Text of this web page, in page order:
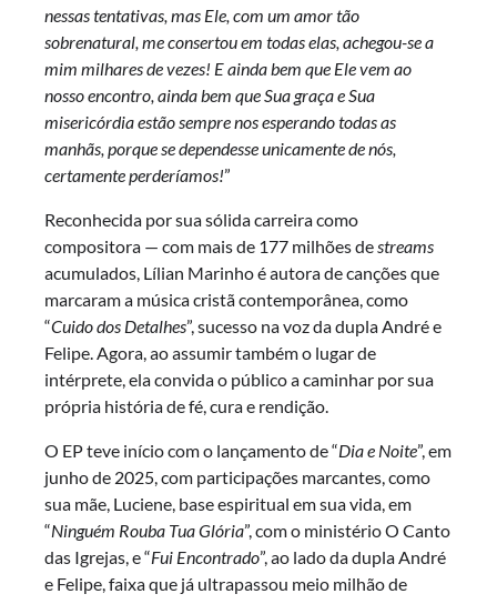
nessas tentativas, mas Ele, com um amor tão
sobrenatural, me consertou em todas elas, achegou-se a
mim milhares de vezes! E ainda bem que Ele vem ao
nosso encontro, ainda bem que Sua graça e Sua
misericórdia estão sempre nos esperando todas as
manhãs, porque se dependesse unicamente de nós,
certamente perderíamos!”
Reconhecida por sua sólida carreira como
compositora — com mais de 177 milhões destreams
acumulados, Lílian Marinho é autora de canções que
marcaram a música cristã contemporânea, como
“Cuido dos Detalhes”, sucesso na voz da dupla André e
Felipe. Agora, ao assumir também o lugar de
intérprete, ela convida o público a caminhar por sua
própria história de fé, cura e rendição.
O EP teve início com o lançamento de “Dia e Noite”, em
junho de 2025, com participações marcantes, como
sua mãe, Luciene, base espiritual em sua vida, em
“Ninguém Rouba Tua Glória”, com o ministério O Canto
das Igrejas, e “Fui Encontrado”, ao lado da dupla André
e Felipe, faixa que já ultrapassou meio milhão de